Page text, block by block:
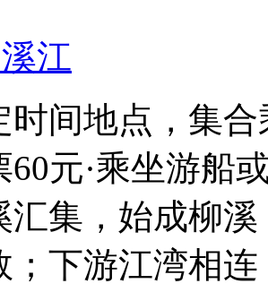
江
时间地点，集
60元·乘坐游船
汇集，始成柳
；下游江湾相